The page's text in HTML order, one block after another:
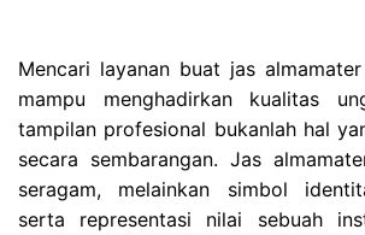
Mencari layanan buat jas
mampu menghadirkan kualitas
tampilan profesional bukanlah hal
secara sembarangan. Jas
seragam, melainkan simbol
serta representasi nilai sebuah